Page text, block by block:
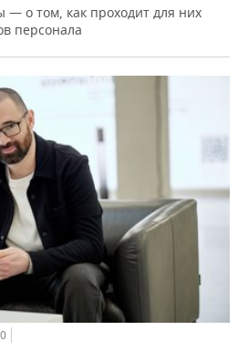
— о том, как проходит для них
персонала